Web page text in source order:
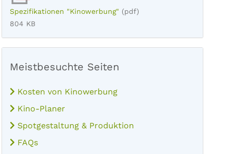
Spezifikationen "Kinowerbung" (pdf)
804 KB
Meistbesuchte Seiten
Kosten von Kinowerbung
Kino-Planer
Spotgestaltung & Produktion
FAQs